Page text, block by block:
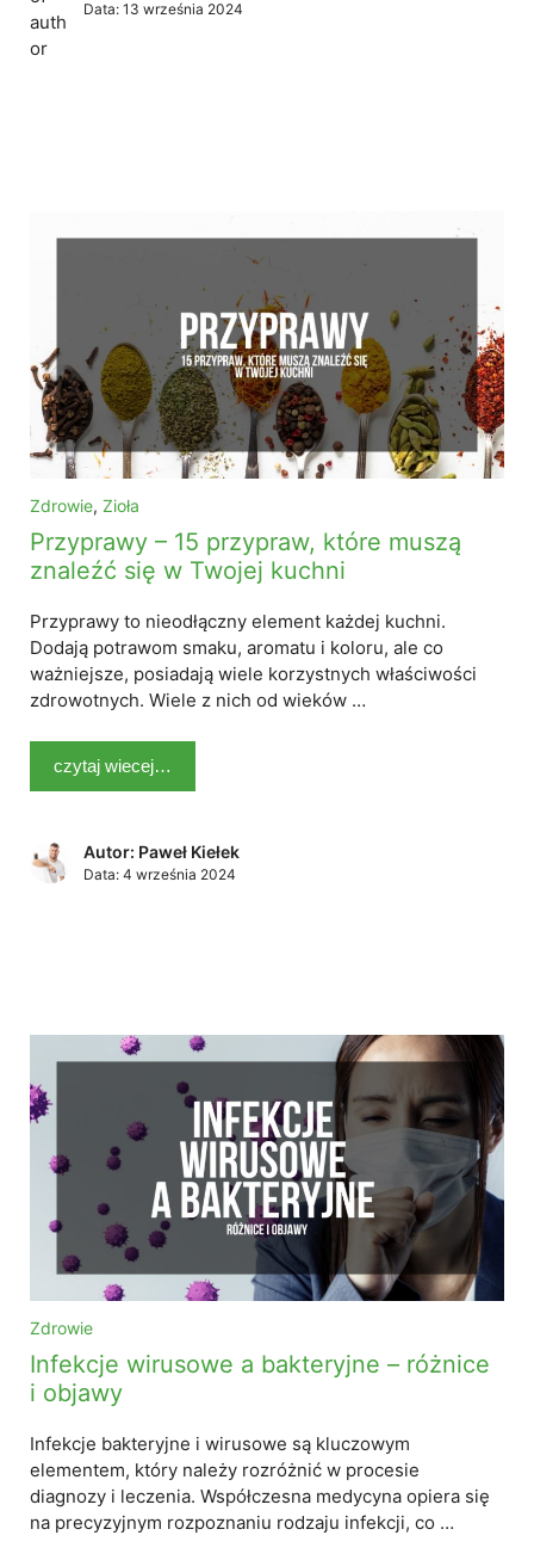
Data: 13 września 2024
Zdrowie, Zioła
Przyprawy – 15 przypraw, które muszą
znaleźć się w Twojej kuchni
Przyprawy to nieodłączny element każdej kuchni.
Dodają potrawom smaku, aromatu i koloru, ale co
ważniejsze, posiadają wiele korzystnych właściwości
zdrowotnych. Wiele z nich od wieków …
czytaj wiecej…
Autor: Paweł Kiełek
Data: 4 września 2024
Zdrowie
Infekcje wirusowe a bakteryjne – różnice
i objawy
Infekcje bakteryjne i wirusowe są kluczowym
elementem, który należy rozróżnić w procesie
diagnozy i leczenia. Współczesna medycyna opiera się
na precyzyjnym rozpoznaniu rodzaju infekcji, co …